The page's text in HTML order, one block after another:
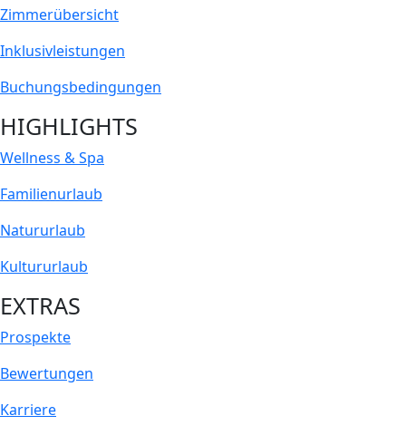
Zimmer­übersicht
Inklusiv­leistungen
Buchungs­bedingungen
HIGHLIGHTS
Wellness & Spa
Familienurlaub
Natururlaub
Kultururlaub
EXTRAS
Prospekte
Bewertungen
Karriere